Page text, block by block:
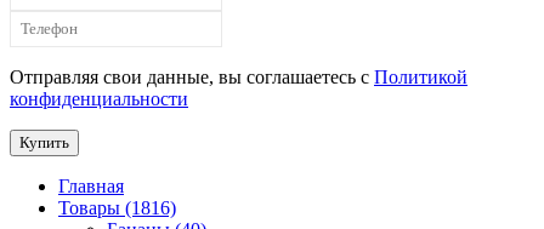
Отправляя свои данные, вы соглашаетесь с Политикой
конфиденциальности
Купить
Главная
Товары (1816)